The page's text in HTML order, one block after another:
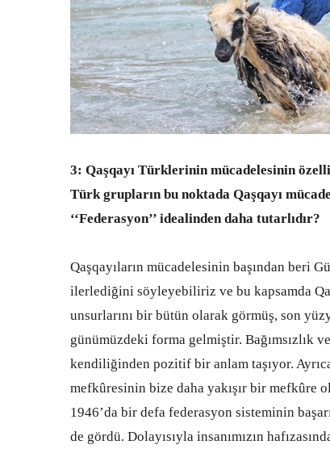
3: Qaşqayı Türklerinin mücadelesinin
Türk grupların bu noktada Qaşqayı
‘‘Federasyon’’ idealinden daha tutarlıdır?
Qaşqayıların mücadelesinin başından
ilerlediğini söyleyebiliriz ve bu kapsamda
unsurlarını bir bütün olarak görmüş, son
günümüzdeki forma gelmiştir. Bağımsızlık
kendiliğinden pozitif bir anlam taşıyor.
mefkûresinin bize daha yakışır bir mefkûre
1946’da bir defa federasyon sisteminin
de gördü. Dolayısıyla insanımızın